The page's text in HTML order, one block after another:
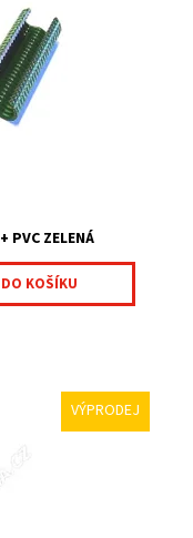
manipulace
kleště BABY
PVC ZELENÁ
VÝPRODEJ
úpravy po
jednoduchou
Díky...